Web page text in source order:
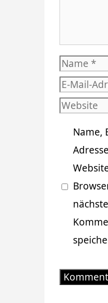
Name
E-
Mail-
Website
Name,